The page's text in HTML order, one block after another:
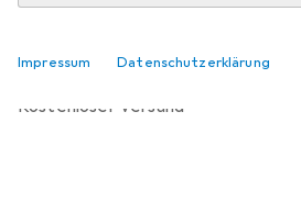
Impressum Datenschutzerklärung
kostenloser Versand